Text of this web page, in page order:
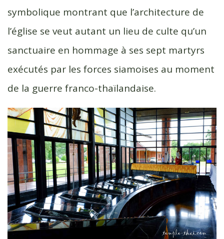
symbolique montrant que l’architecture de
l’église se veut autant un lieu de culte qu’un
sanctuaire en hommage à ses sept martyrs
exécutés par les forces siamoises au moment
de la guerre franco-thaïlandaise.